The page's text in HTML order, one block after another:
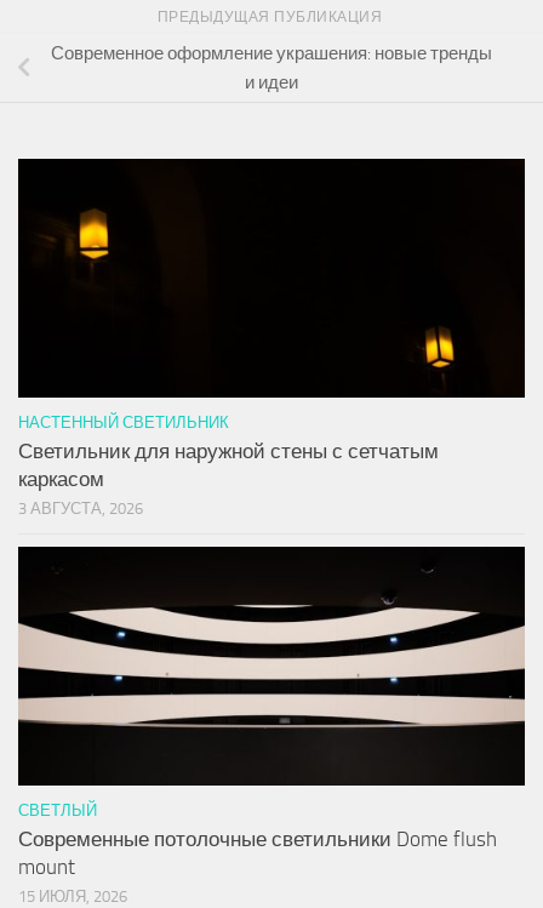
ПРЕДЫДУЩАЯ ПУБЛИКАЦИЯ
Современное оформление украшения: новые тренды
и идеи
НАСТЕННЫЙ СВЕТИЛЬНИК
Светильник для наружной стены с сетчатым
каркасом
3 АВГУСТА, 2026
СВЕТЛЫЙ
Современные потолочные светильники Dome flush
mount
15 ИЮЛЯ, 2026